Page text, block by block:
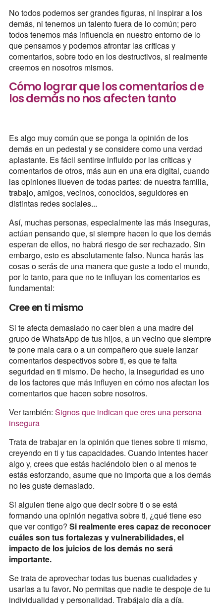
No todos podemos ser grandes figuras, ni inspirar a los
demás, ni tenemos un talento fuera de lo común; pero
todos tenemos más influencia en nuestro entorno de lo
que pensamos y podemos afrontar las críticas y
comentarios, sobre todo en los destructivos, si realmente
creemos en nosotros mismos.
Cómo lograr que los comentarios de
los demás no nos afecten tanto
Es algo muy común que se ponga la opinión de los
demás en un pedestal y se considere como una verdad
aplastante. Es fácil sentirse influido por las críticas y
comentarios de otros, más aun en una era digital, cuando
las opiniones llueven de todas partes: de nuestra familia,
trabajo, amigos, vecinos, conocidos, seguidores en
distintas redes sociales...
Así, muchas personas, especialmente las más inseguras,
actúan pensando que, si siempre hacen lo que los demás
esperan de ellos, no habrá riesgo de ser rechazado. Sin
embargo, esto es absolutamente falso. Nunca harás las
cosas o serás de una manera que guste a todo el mundo,
por lo tanto, para que no te influyan los comentarios es
fundamental:
Cree en ti mismo
Si te afecta demasiado no caer bien a una madre del
grupo de WhatsApp de tus hijos, a un vecino que siempre
te pone mala cara o a un compañero que suele lanzar
comentarios despectivos sobre ti, es que te falta
seguridad en ti mismo. De hecho, la inseguridad es uno
de los factores que más influyen en cómo nos afectan los
comentarios que hacen sobre nosotros.
Ver también: Signos que indican que eres una persona
insegura
Trata de trabajar en la opinión que tienes sobre ti mismo,
creyendo en ti y tus capacidades. Cuando intentes hacer
algo y, crees que estás haciéndolo bien o al menos te
estás esforzando, asume que no importa que a los demás
no les guste demasiado.
Si alguien tiene algo que decir sobre ti o se está
formando una opinión negativa sobre ti, ¿qué tiene eso
que ver contigo? Si realmente eres capaz de reconocer
cuáles son tus fortalezas y vulnerabilidades, el
impacto de los juicios de los demás no será
importante.
Se trata de aprovechar todas tus buenas cualidades y
usarlas a tu favor. No permitas que nadie te despoje de tu
individualidad y personalidad. Trabájalo día a día.